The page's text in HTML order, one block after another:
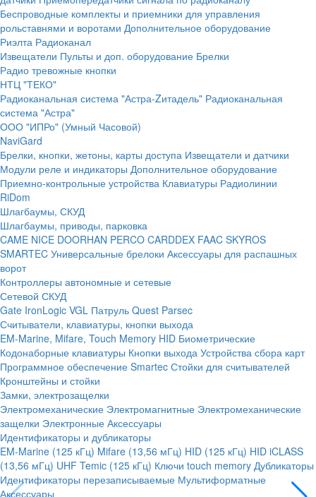
Беспроводные комплекты и приемники для управления
рольставнями и воротами Дополнительное оборудование
Риэлта Радиоканал
Извещатели Пульты и доп. оборудование Брелки
Радио тревожные кнопки
НТЦ "ТЕКО"
Радиоканальная система "Астра-Zитадель" Радиоканальная
система "Астра"
ООО "ИПРо" (Умный Часовой)
NaviGard
Брелки, кнопки, жетоны, карты доступа Извещатели и датчики
Модули реле и индикаторы Дополнительное оборудование
Приемно-контрольные устройства Клавиатуры Радиолинии
RiDom
Шлагбаумы, СКУД
Шлагбаумы, приводы, парковка
CAME NICE DOORHAN PERCO CARDDEX FAAC SKYROS
SMARTEC Универсальные брелоки Аксессуары для распашных
ворот
Контроллеры автономные и сетевые
Сетевой СКУД
Gate IronLogic VGL Патруль Quest Parsec
Считыватели, клавиатуры, кнопки выхода
EM-Marine, Mifare, Touch Memory HID Биометрические
Кодонаборные клавиатуры Кнопки выхода Устройства сбора карт
Программное обеспечение Smartec Стойки для считывателей
Кронштейны и стойки
Замки, электрозащелки
Электромеханические Электромагнитные Электромеханические
защелки Электронные Аксессуары
Идентификаторы и дубликаторы
EM-Marine (125 кГц) Mifare (13,56 мГц) HID (125 кГц) HID iCLASS
(13,56 мГц) UHF Temic (125 кГц) Ключи touch memory Дубликаторы
Идентификаторы перезаписываемые Мультиформатные
Аксессуары